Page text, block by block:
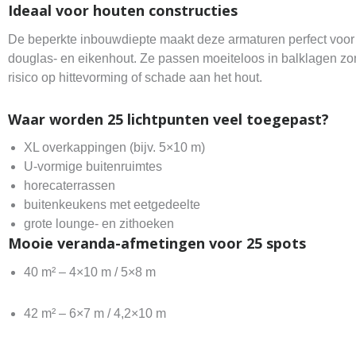
Ideaal voor houten constructies
De beperkte inbouwdiepte maakt deze armaturen perfect voor
douglas- en eikenhout. Ze passen moeiteloos in balklagen
risico op hittevorming of schade aan het hout.
Waar worden 25 lichtpunten veel toegepast?
XL overkappingen (bijv. 5×10 m)
U-vormige buitenruimtes
horecaterrassen
buitenkeukens met eetgedeelte
grote lounge- en zithoeken
Mooie veranda-afmetingen voor 25 spots
40 m² – 4×10 m / 5×8 m
42 m² – 6×7 m / 4,2×10 m